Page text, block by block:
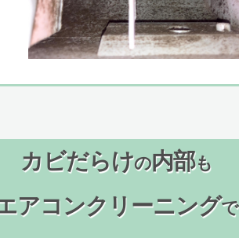
カビだらけの内部も
アコンクリーニングで